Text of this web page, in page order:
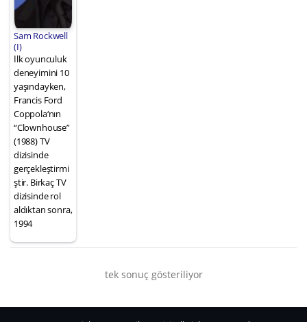
Sam Rockwell
(I)
İlk oyunculuk
deneyimini 10
yaşındayken,
Francis Ford
Coppola‘nın
“Clownhouse”
(1988) TV
dizisinde
gerçekleştirmi
ştir. Birkaç TV
dizisinde rol
aldıktan sonra,
1994
tek sonuç gösteriliyor